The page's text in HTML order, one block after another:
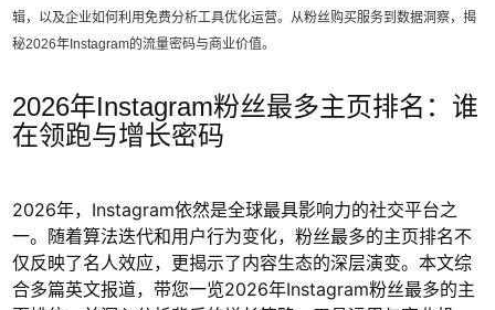
辑，以及企业如何利用免费分析工具优化运营。从粉丝购买服务到数据洞察，揭
秘2026年Instagram的流量密码与商业价值。
2026年Instagram粉丝最多主页排名：谁
在领跑与增长密码
2026年，Instagram依然是全球最具影响力的社交平台之
一。随着算法迭代和用户行为变化，粉丝最多的主页排名不
仅反映了名人效应，更揭示了内容生态的深层演变。本文综
合多篇英文报道，带您一览2026年Instagram粉丝最多的主